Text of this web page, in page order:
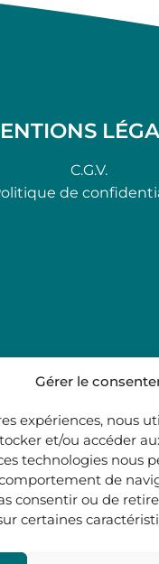
Gérer le
expériences, nous
et/ou accéder
technologies nous
de
consentir ou de
certaines
C.G.V.
de